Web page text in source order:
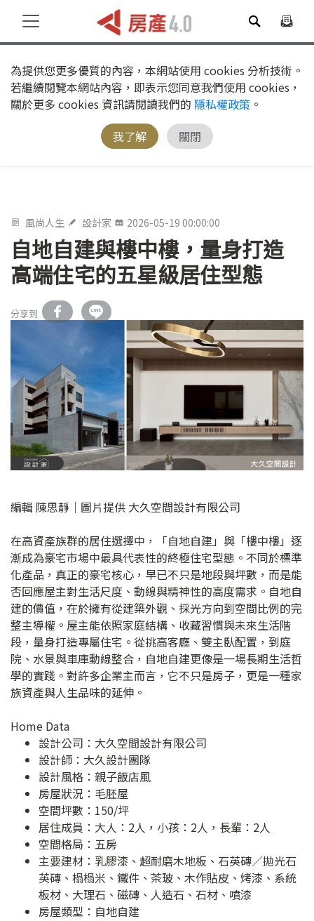
為提供您更多優質的內容，本網站使用 cookies 分析技術。
若繼續閱覽本網站內容，即表示您同意我們使用 cookies，
關於更多 cookies 資訊請閱讀我們的 隱私權政策 。
我了解
關閉
風尚人生 設計家 2026-05-19 00:00:00
自地自建與樓中樓，量身打造
高端住宅的五星級居住型態
分享到
編輯 陳思靜｜圖片提供 大久空間設計有限公司
在高資產族群的居住選擇中，「自地自建」與「樓中樓」逐
漸成為豪宅市場中最具代表性的終極住宅型態。不同於標準
化產品，真正的豪宅核心，早已不只是地段與坪數，而是能
否回應屋主對生活尺度、動線與精神性的高度需求。自地自
建的價值，在於擁有從建築外觀、採光方向到空間比例的完
整主導權。屋主能依照家庭結構、收藏習慣與未來生活階
段，量身打造專屬住宅。從挑高客廳、雙主臥配置，到庭
院、水景與車庫動線整合，自地自建更像是一場長期生活哲
學的實踐。對許多企業主而言，它不只是房子，更是一種家
族資產與人生品味的延伸。
Home Data
設計公司： 大久空間設計有限公司
設計師：大久設計團隊
設計風格：親子飯店風
房屋狀況：毛胚屋
空間坪數：150/坪
居住成員：大人：2人，小孩：2人，長輩：2人
空間格局：五房
主要建材：乳膠漆、超耐磨木地板、石英磚／拋光石
英磚、榻榻米、鐵件、茶玻、木作貼皮、烤漆、系統
板材、大理石、磁磚、人造石、石材、噴漆
房屋類型：自地自建